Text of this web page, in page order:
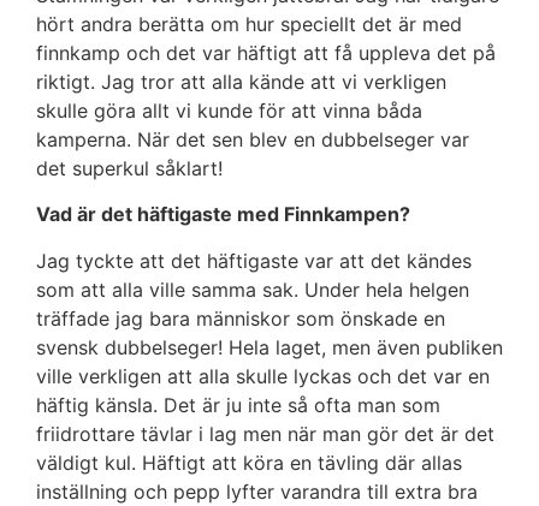
hört andra berätta om hur speciellt det är med
finnkamp och det var häftigt att få uppleva det på
riktigt. Jag tror att alla kände att vi verkligen
skulle göra allt vi kunde för att vinna båda
kamperna. När det sen blev en dubbelseger var
det superkul såklart!
Vad är det häftigaste med Finnkampen?
Jag tyckte att det häftigaste var att det kändes
som att alla ville samma sak. Under hela helgen
träffade jag bara människor som önskade en
svensk dubbelseger! Hela laget, men även publiken
ville verkligen att alla skulle lyckas och det var en
häftig känsla. Det är ju inte så ofta man som
friidrottare tävlar i lag men när man gör det är det
väldigt kul. Häftigt att köra en tävling där allas
inställning och pepp lyfter varandra till extra bra